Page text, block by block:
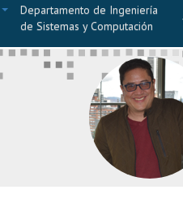
Departamento de Ingeniería
de Sistemas y Computación